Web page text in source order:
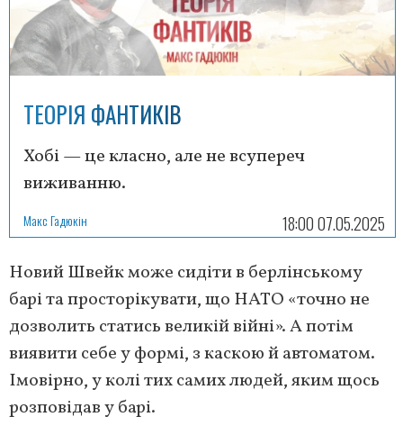
ТЕОРІЯ ФАНТИКІВ
Хобі — це класно, але не всупереч
виживанню.
Макс Гадюкін 18:00 07.05.2025
Новий Швейк може сидіти в берлінському
барі та просторікувати, що НАТО «точно не
дозволить статись великій війні». А потім
виявити себе у формі, з каскою й автоматом.
Імовірно, у колі тих самих людей, яким щось
розповідав у барі.